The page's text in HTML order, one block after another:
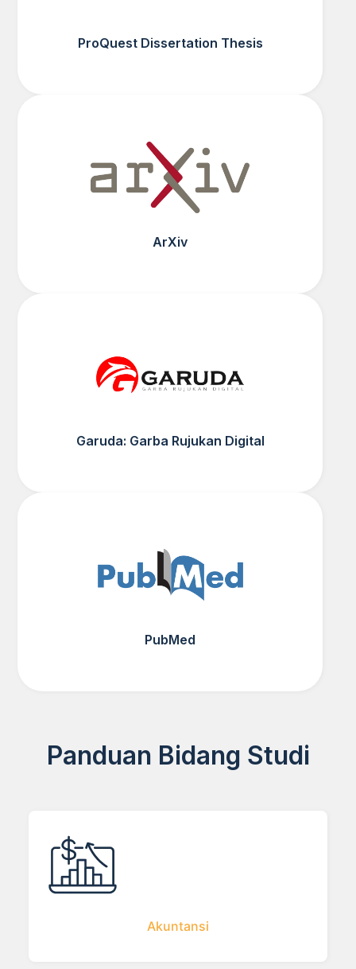
ProQuest Dissertation Thesis
ArXiv
Garuda: Garba Rujukan Digital
PubMed
Panduan Bidang Studi
Akuntansi